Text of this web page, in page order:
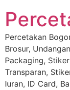
Percetakan
Brosur,
Packaging,
Transparan,
Iuran, ID Card,